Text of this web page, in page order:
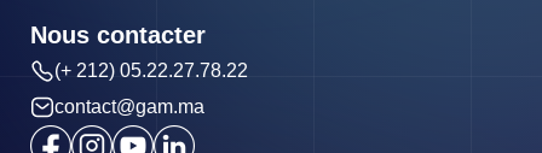
Nous contacter
(+ 212) 05.22.27.78.22
contact@gam.ma